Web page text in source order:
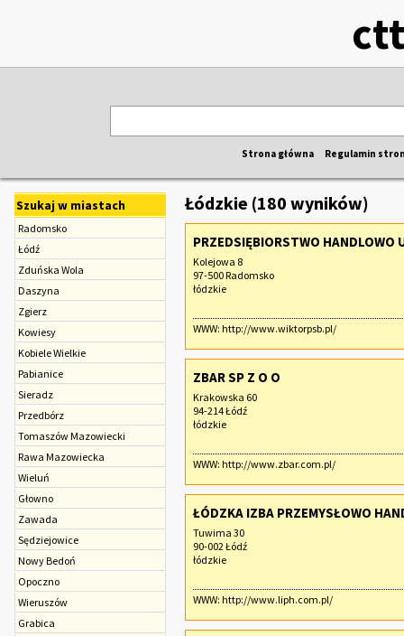
Strona główna Regulamin
Szukaj w miastach
Radomsko
Łódź
Zduńska Wola
Daszyna
Zgierz
Kowiesy
Kobiele Wielkie
Pabianice
Sieradz
Przedbórz
Tomaszów Mazowiecki
Rawa Mazowiecka
Wieluń
Głowno
Zawada
Sędziejowice
Nowy Bedoń
Opoczno
Wieruszów
Grabica
Łódzkie (180 wyników)
PRZEDSIĘBIORSTWO HANDLOWO
Kolejowa 8
97-500 Radomsko
łódzkie
WWW: http://www.wiktorpsb.pl/
ZBAR SP Z O O
Krakowska 60
94-214 Łódź
łódzkie
WWW: http://www.zbar.com.pl/
ŁÓDZKA IZBA PRZEMYSŁOWO
Tuwima 30
90-002 Łódź
łódzkie
WWW: http://www.liph.com.pl/